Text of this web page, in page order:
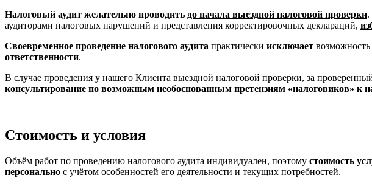
Налоговый аудит желательно проводить до начала выездной налоговой проверки.
аудиторами налоговых нарушений и представления корректировочных деклараций,
Своевременное проведение налогового аудита практически исключает
ответственности.
В случае проведения у нашего Клиента выездной налоговой проверки, за
консультирование по возможным необоснованным претензиям
Стоимость и условия
Объём работ по проведению налогового аудита индивидуален, поэтому стоимость
персонально с учётом особенностей его деятельности и текущих потребностей.